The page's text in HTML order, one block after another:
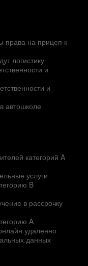
права на прицеп к
логистику
и
и
автошколе
категорий A
услуги
B
в рассрочку
A
удаленно
данных